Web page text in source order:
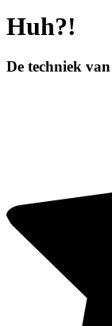
Huh?!
De techniek